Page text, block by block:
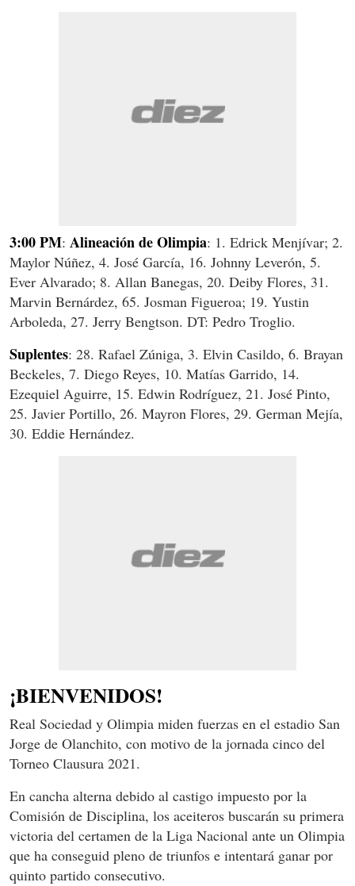
3:00 PM: Alineación de Olimpia: 1. Edrick Menjívar; 2.
Maylor Núñez, 4. José García, 16. Johnny Leverón, 5.
Ever Alvarado; 8. Allan Banegas, 20. Deiby Flores, 31.
Marvin Bernárdez, 65. Josman Figueroa; 19. Yustin
Arboleda, 27. Jerry Bengtson. DT: Pedro Troglio.
Suplentes: 28. Rafael Zúniga, 3. Elvin Casildo, 6. Brayan
Beckeles, 7. Diego Reyes, 10. Matías Garrido, 14.
Ezequiel Aguirre, 15. Edwin Rodríguez, 21. José Pinto,
25. Javier Portillo, 26. Mayron Flores, 29. German Mejía,
30. Eddie Hernández.
¡BIENVENIDOS!
Real Sociedad y Olimpia miden fuerzas en el estadio San
Jorge de Olanchito, con motivo de la jornada cinco del
Torneo Clausura 2021.
En cancha alterna debido al castigo impuesto por la
Comisión de Disciplina, los aceiteros buscarán su primera
victoria del certamen de la Liga Nacional ante un Olimpia
que ha conseguid pleno de triunfos e intentará ganar por
quinto partido consecutivo.